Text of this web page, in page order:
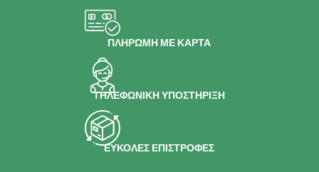
ΠΛΗΡΩΜΗ ΜΕ ΚΑΡΤΑ
ΤΗΛΕΦΩΝΙΚΗ ΥΠΟΣΤΗΡΙΞΗ
ΕΥΚΟΛΕΣ ΕΠΙΣΤΡΟΦΕΣ